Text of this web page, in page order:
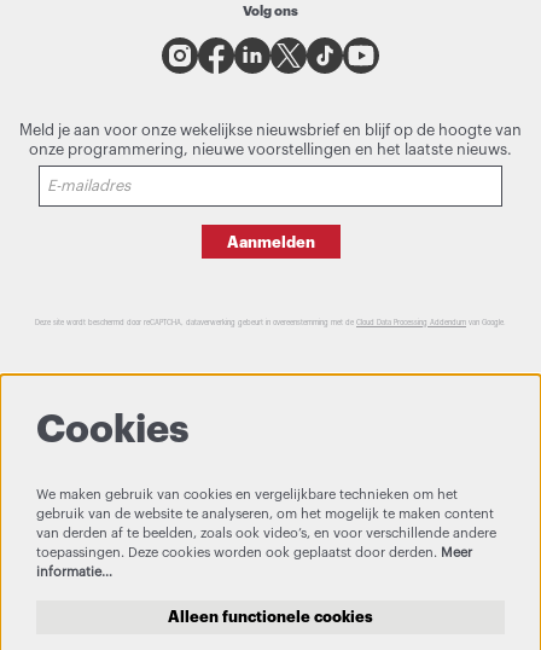
Volg ons
Meld je aan voor onze wekelijkse nieuwsbrief en blijf op de hoogte van
onze programmering, nieuwe voorstellingen en het laatste nieuws.
Aanmelden
Deze site wordt beschermd door reCAPTCHA, dataverwerking gebeurt in overeenstemming met de Cloud Data Processing Addendum van Google.
Cookies
We maken gebruik van cookies en vergelijkbare technieken om het
gebruik van de website te analyseren, om het mogelijk te maken content
van derden af te beelden, zoals ook video’s, en voor verschillende andere
toepassingen. Deze cookies worden ook geplaatst door derden. Meer
informatie…
Alleen functionele cookies